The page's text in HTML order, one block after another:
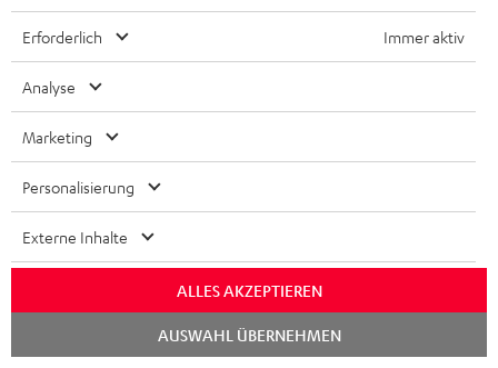
Weiteres Zubehör
YAMAHA CD-S303
Panasonic Blu-ray Player
DP-UB154
Erforderlich Immer aktiv
Analyse
Marketing
Personalisierung
Externe Inhalte
ALLES AKZEPTIEREN
AUSWAHL ÜBERNEHMEN